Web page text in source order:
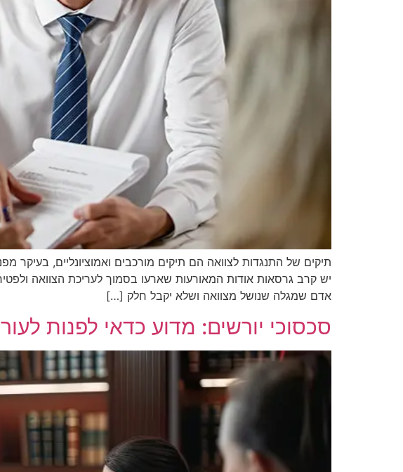
תיקים של התנגדות לצוואה הם תיקים מורכבים ואמוציונליים,
יש קרב גרסאות אודות המאורעות שארעו בסמוך לעריכת הצוואה
אדם שמגלה שנושל מצוואה ושלא יקבל חלק […]
סכסוכי יורשים: מדוע כדאי לפנות